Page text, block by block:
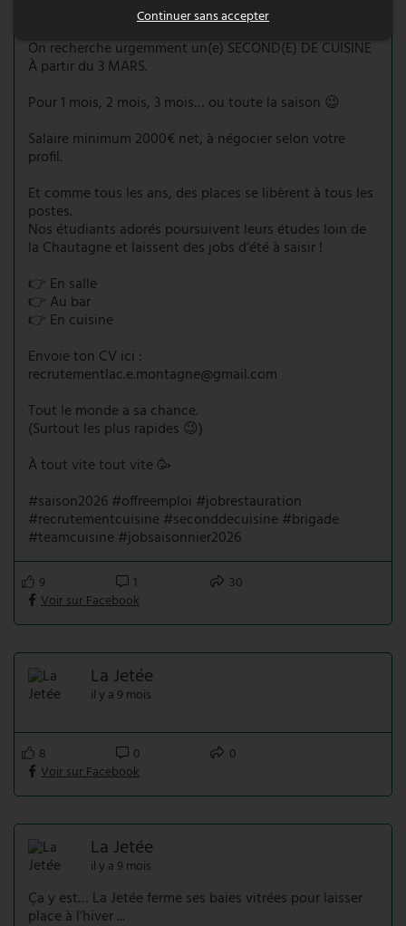
Salut la future TEAM de la JETÉE !!
On recherche urgemment un(e) SECOND(E) DE CUISINE
À partir du 3 MARS.
Pour 1 mois, 2 mois, 3 mois… ou toute la saison 😉
Salaire minimum 2000€ net, à négocier selon votre
profil.
Et comme tous les ans, des places se libèrent à tous les
postes.
Nos étudiants adorés poursuivent leurs études loin de
la Chautagne et laissent des jobs d’été à saisir !
👉 En salle
👉 Au bar
👉 En cuisine
Envoie ton CV ici :
recrutementlac.e.montagne@gmail.com
Tout le monde a sa chance.
(Surtout les plus rapides 😉)
À tout vite tout vite 🥳
#saison2026 #offreemploi #jobrestauration
#recrutementcuisine #seconddecuisine #brigade
#teamcuisine #jobsaisonnier2026
9 1
30
Voir sur Facebook
La Jetée
il y a 9 mois
8 0
0
Voir sur Facebook
La Jetée
il y a 9 mois
Ça y est… La Jetée ferme ses baies vitrées pour laisser
place à l’hiver ...
Continuer sans accepter